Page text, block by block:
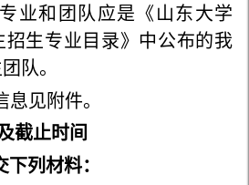
业和团队应是《山东大学
招生专业目录》中公布的我
队。
见附件。
截止时间
列材料：